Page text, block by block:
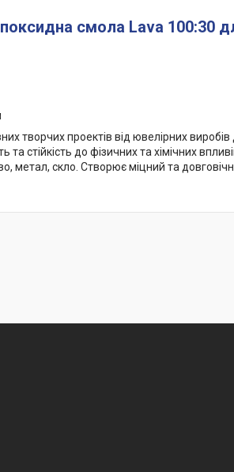
смола Lava 100:30
творчих проектів від ювелірних
та стійкість до фізичних та хімічних
метал, скло. Створює міцний та